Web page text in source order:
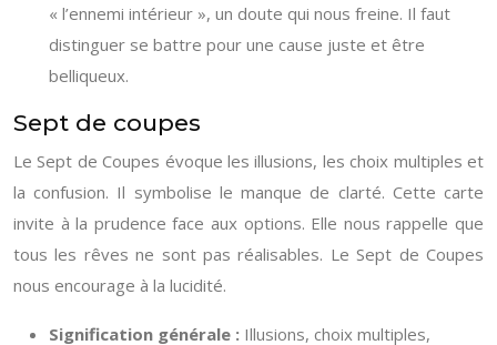
« l’ennemi intérieur », un doute qui nous freine. Il faut
distinguer se battre pour une cause juste et être
belliqueux.
Sept de coupes
Le Sept de Coupes évoque les illusions, les choix multiples et
la confusion. Il symbolise le manque de clarté. Cette carte
invite à la prudence face aux options. Elle nous rappelle que
tous les rêves ne sont pas réalisables. Le Sept de Coupes
nous encourage à la lucidité.
Signification générale : Illusions, choix multiples,